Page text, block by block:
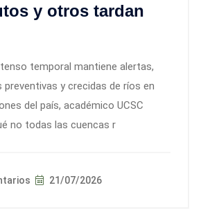
y otros tardan
temporal mantiene alertas,
preventivas y crecidas de ríos en
del país, académico UCSC
no todas las cuencas r
21/07/2026